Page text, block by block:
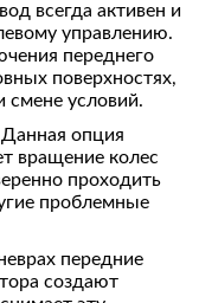
всегда активен и
управлению.
переднего
поверхностях,
смене условий.
Данная опция
вращение колес
проходить
проблемные
передние
создают